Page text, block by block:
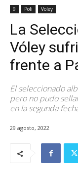
9 Poli Voley
La
Vóley
frente a
El seleccionado
pero no pudo
en la segunda
29 agosto, 2022